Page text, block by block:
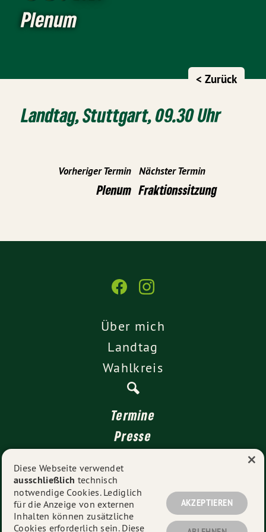
Plenum
< Zurück
Landtag, Stuttgart, 09.30 Uhr
Vorheriger Termin
Plenum
Nächster Termin
Fraktionssitzung
Über mich
Landtag
Wahlkreis
Termine
Presse
Impressum
Datenschutz
Diese Webseite verwendet
ausschließlich technisch
notwendige Cookies. Lediglich
für die Anzeige von externen
Inhalten können zusätzliche
Cookies erforderlich sein. Diese
AKZEPTIEREN
×